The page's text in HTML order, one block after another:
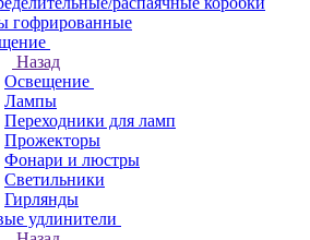
гофрированные
Назад
Освещение
Лампы
Переходники для ламп
Прожекторы
Фонари и люстры
Светильники
Гирлянды
удлинители